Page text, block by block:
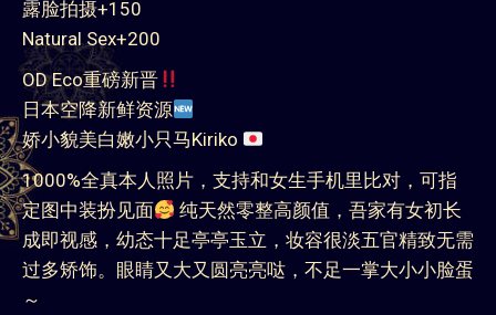
胸围：天然B+
年龄：20岁
国籍：日本
价格：250/30min，320/45min，380/H 650/2H
服务：共浴 舌吻 漫游 裸吹 69 自慰 舔手指 口爆 GFE
黑丝制服 戴套爱爱
每日末位
颜射
Extra：
毒龙+30
不露脸拍摄+100